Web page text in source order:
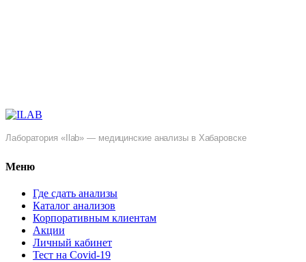
Лаборатория «Ilab» — медицинские анализы в Хабаровске
Меню
Где сдать анализы
Каталог анализов
Корпоративным клиентам
Акции
Личный кабинет
Тест на Covid-19